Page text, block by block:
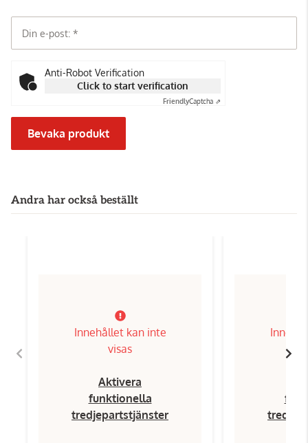
Din e-post:
Anti-Robot Verification
Click to start verification
FriendlyCaptcha ⇗
Bevaka produkt
Andra har också beställt
Innehållet kan inte
visas
Aktivera
funktionella
tredjepartstjänster